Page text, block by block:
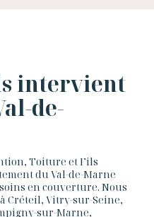
intervient
de-
Toiture et Fils
du Val-de-Marne
en couverture. Nous
Créteil, Vitry-sur-Seine,
sur-Marne,